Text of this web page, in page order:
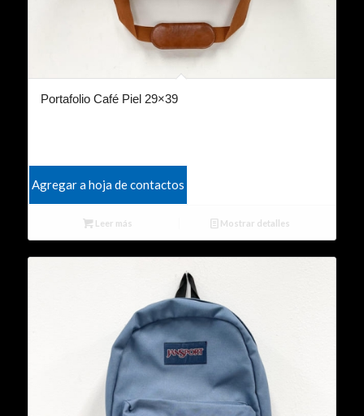
Portafolio Café Piel 29×39
Agregar a hoja de contactos
Leer más Mostrar detalles